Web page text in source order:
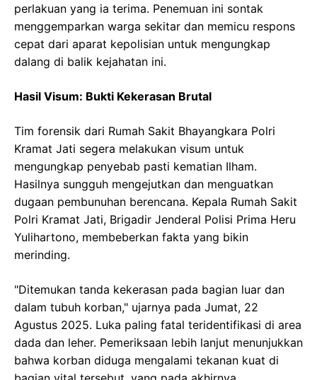
perlakuan yang ia terima. Penemuan ini sontak
menggemparkan warga sekitar dan memicu respons
cepat dari aparat kepolisian untuk mengungkap
dalang di balik kejahatan ini.
Hasil Visum: Bukti Kekerasan Brutal
Tim forensik dari Rumah Sakit Bhayangkara Polri
Kramat Jati segera melakukan visum untuk
mengungkap penyebab pasti kematian Ilham.
Hasilnya sungguh mengejutkan dan menguatkan
dugaan pembunuhan berencana. Kepala Rumah Sakit
Polri Kramat Jati, Brigadir Jenderal Polisi Prima Heru
Yulihartono, membeberkan fakta yang bikin
merinding.
"Ditemukan tanda kekerasan pada bagian luar dan
dalam tubuh korban," ujarnya pada Jumat, 22
Agustus 2025. Luka paling fatal teridentifikasi di area
dada dan leher. Pemeriksaan lebih lanjut menunjukkan
bahwa korban diduga mengalami tekanan kuat di